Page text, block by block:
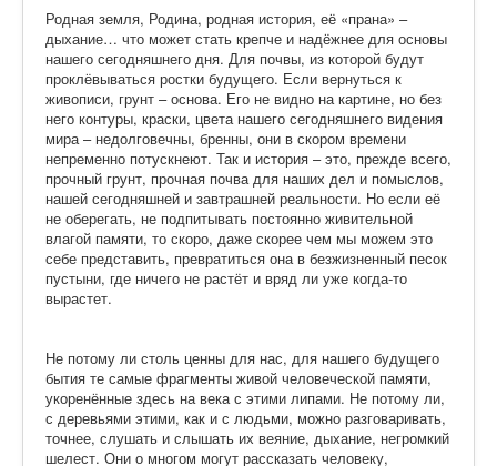
Родная земля, Родина, родная история, её «прана» –
дыхание… что может стать крепче и надёжнее для основы
нашего сегодняшнего дня. Для почвы, из которой будут
проклёвываться ростки будущего. Если вернуться к
живописи, грунт – основа. Его не видно на картине, но без
него контуры, краски, цвета нашего сегодняшнего видения
мира – недолговечны, бренны, они в скором времени
непременно потускнеют. Так и история – это, прежде всего,
прочный грунт, прочная почва для наших дел и помыслов,
нашей сегодняшней и завтрашней реальности. Но если её
не оберегать, не подпитывать постоянно живительной
влагой памяти, то скоро, даже скорее чем мы можем это
себе представить, превратиться она в безжизненный песок
пустыни, где ничего не растёт и вряд ли уже когда-то
вырастет.
Не потому ли столь ценны для нас, для нашего будущего
бытия те самые фрагменты живой человеческой памяти,
укоренённые здесь на века с этими липами. Не потому ли,
с деревьями этими, как и с людьми, можно разговаривать,
точнее, слушать и слышать их веяние, дыхание, негромкий
шелест. Они о многом могут рассказать человеку,